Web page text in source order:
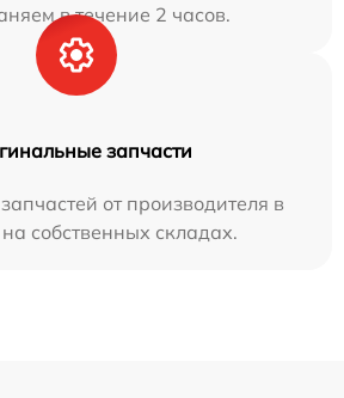
в течение 2 часов.
запчасти
от производителя в
собственных складах.